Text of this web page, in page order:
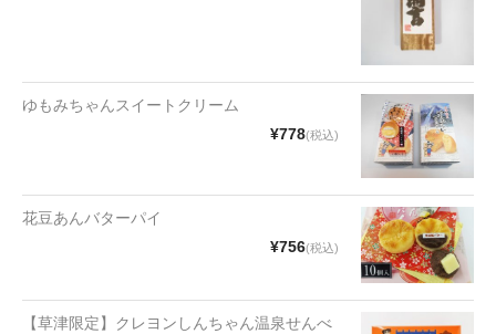
ゆもみちゃんスイートクリーム
¥778(税込)
花豆あんバターパイ
¥756(税込)
【草津限定】クレヨンしんちゃん温泉せんべ